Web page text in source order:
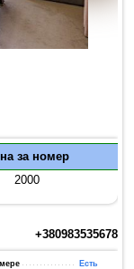
за номер
2000
+380983535678
Есть